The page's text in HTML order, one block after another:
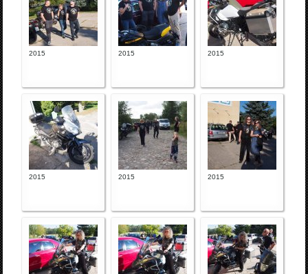
2015 2015 2015
2015 2015 2015